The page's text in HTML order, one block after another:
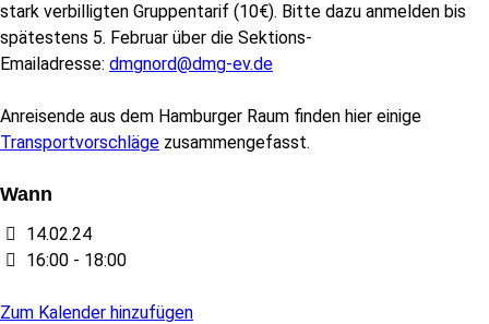
stark verbilligten Gruppentarif (10€). Bitte dazu anmelden bis
spätestens 5. Februar über die Sektions-
Emailadresse: dmgnord@dmg-ev.de
Anreisende aus dem Hamburger Raum finden hier einige
Transportvorschläge zusammengefasst.
Wann
14.02.24
16:00 - 18:00
Zum Kalender hinzufügen